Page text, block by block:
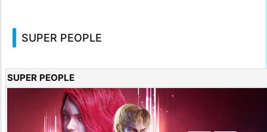
SUPER PEOPLE
SUPER PEOPLE